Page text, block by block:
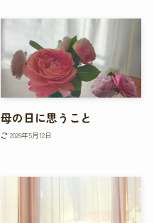
母の日に思うこと
2026年5月12日